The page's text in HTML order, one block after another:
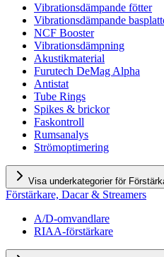
Vibrationsdämpande fötter
Vibrationsdämpande
NCF Booster
Vibrationsdämpning
Akustikmaterial
Furutech DeMag Alpha
Antistat
Tube Rings
Spikes & brickor
Faskontroll
Rumsanalys
Strömoptimering
Visa underkategorier för
Förstärkare, Dacar & Streamers
A/D-omvandlare
RIAA-förstärkare